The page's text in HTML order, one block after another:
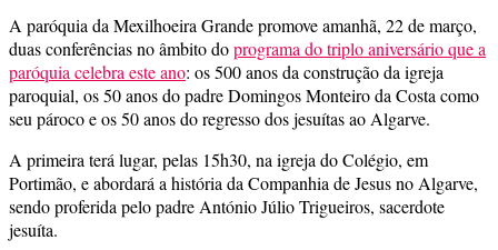
A paróquia da Mexilhoeira Grande promove amanhã, 22 de março,
duas conferências no âmbito doprograma do triplo aniversário que a
paróquia celebra este ano: os 500 anos da construção da igreja
paroquial, os 50 anos do padre Domingos Monteiro da Costa como
seu pároco e os 50 anos do regresso dos jesuítas ao Algarve.
A primeira terá lugar, pelas 15h30, na igreja do Colégio, em
Portimão, e abordará a história da Companhia de Jesus no Algarve,
sendo proferida pelo padre António Júlio Trigueiros, sacerdote
jesuíta.